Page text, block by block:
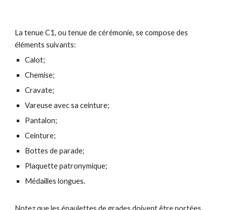
La tenue C1, ou tenue de cérémonie, se compose des
éléments suivants:
Calot;
Chemise;
Cravate;
Vareuse avec sa ceinture;
Pantalon;
Ceinture;
Bottes de parade;
Plaquette patronymique;
Médailles longues.
Notez que les épaulettes de grades doivent être portées